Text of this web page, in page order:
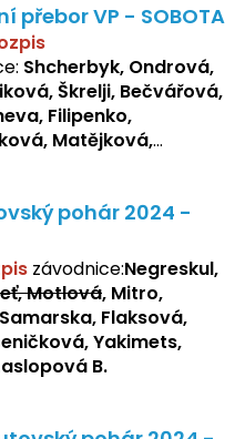
přebor VP - SOBOTA
Shcherbyk, Ondrová,
Škrelji, Bečvářová,
Filipenko,
Matějková,
Repetska, Lukas,
Mitro
pohár 2024 -
závodnice:Negreskul,
Motlová, Mitro,
Flaksová,
Yakimets,
B.